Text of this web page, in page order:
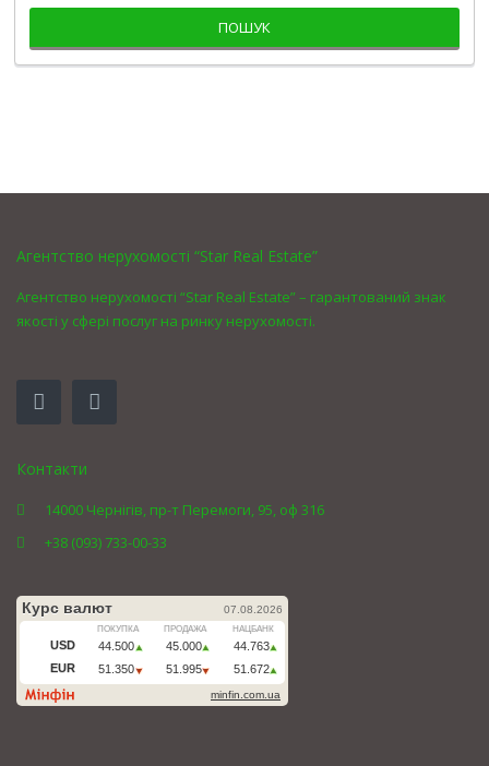
ПОШУК
Агентство нерухомості “Star Real Estate”
Агентство нерухомості “Star Real Estate” – гарантований знак
якості у сфері послуг на ринку нерухомості.
Контакти
14000 Чернігів, пр-т Перемоги, 95, оф 316
+38 (093) 733-00-33